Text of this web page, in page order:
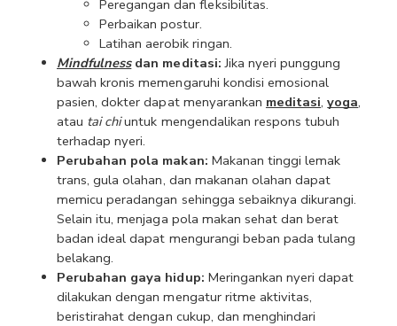
Peregangan dan fleksibilitas.
Perbaikan postur.
Latihan aerobik ringan.
Mindfulness dan meditasi: Jika nyeri punggung
bawah kronis memengaruhi kondisi emosional
pasien, dokter dapat menyarankan meditasi, yoga,
atau tai chi untuk mengendalikan respons tubuh
terhadap nyeri.
Perubahan pola makan: Makanan tinggi lemak
trans, gula olahan, dan makanan olahan dapat
memicu peradangan sehingga sebaiknya dikurangi.
Selain itu, menjaga pola makan sehat dan berat
badan ideal dapat mengurangi beban pada tulang
belakang.
Perubahan gaya hidup: Meringankan nyeri dapat
dilakukan dengan mengatur ritme aktivitas,
beristirahat dengan cukup, dan menghindari